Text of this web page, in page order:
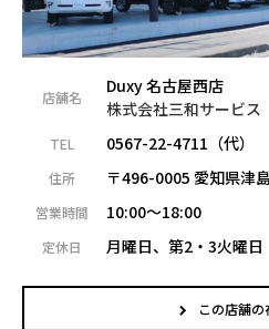
店舗名
Duxy 名古屋西店
株式会社三和サービス
TEL 0567-22-4711（代）
住所 〒496-0005 愛知県津
営業時間 10:00～18:00
定休日 月曜日、第2・3火曜日
この店舗